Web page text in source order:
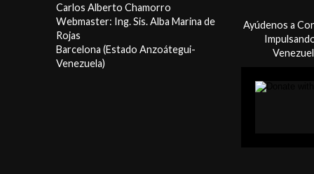
Carlos Alberto Chamorro
Webmaster: Ing. Sis. Alba Marina de
Rojas
Barcelona (Estado Anzoátegui-
Venezuela)
Ayúdenos a